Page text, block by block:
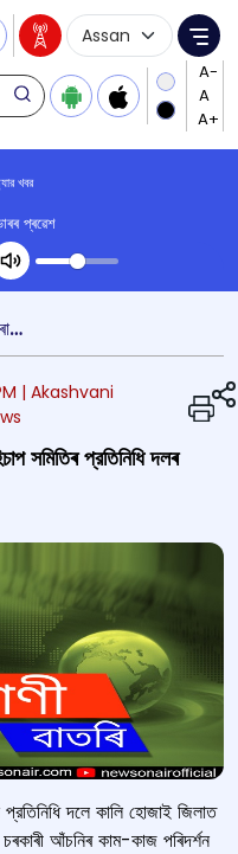
Language
খবর
প্ৰৱেশ
সন্ধ্যার খবর
হোজাই জিলাত অসম বিধানসভাৰ ৰাজহুৱা হিচাপ সমিতিৰ প্রতিনিধি দলৰ চৰকাৰী আঁচনিৰ কাম-কাজ পৰিদৰ্শন
| Akashvani
সমিতিৰ প্রতিনিধি দলৰ
দলে কালি হোজাই জিলাত
আঁচনিৰ কাম-কাজ পৰিদৰ্শন